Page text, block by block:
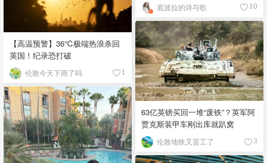
底波拉的诗与歌 10
【高温预警】36℃极端热浪杀回
英国！纪录恐打破
伦敦今天下雨了吗 1
63亿英镑买回一堆“废铁”？英军阿
贾克斯装甲车刚出库就趴窝
伦敦地铁又罢工了 3